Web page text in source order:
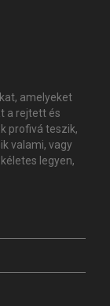
amelyeket
a rejtett és
profivá teszik,
valami, vagy
legyen,